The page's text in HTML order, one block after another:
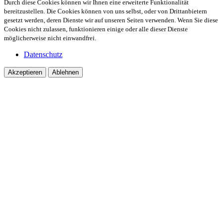
Durch diese Cookies können wir Ihnen eine erweiterte Funktionalität
bereitzustellen. Die Cookies können von uns selbst, oder von Drittanbietern
gesetzt werden, deren Dienste wir auf unseren Seiten verwenden. Wenn Sie diese
Cookies nicht zulassen, funktionieren einige oder alle dieser Dienste
möglicherweise nicht einwandfrei.
Datenschutz
Akzeptieren Ablehnen